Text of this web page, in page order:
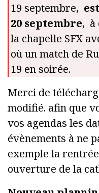
19 septembre,
20 septembre, à
la chapelle SFX
où un match de
19 en soirée.
Merci de
modifié. afin que
vos agendas les
évènements à ne
exemple la
ouverture de la